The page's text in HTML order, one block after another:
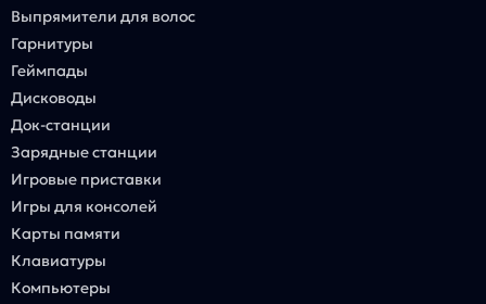
Выпрямители для волос
Гарнитуры
Геймпады
Дисководы
Док-станции
Зарядные станции
Игровые приставки
Игры для консолей
Карты памяти
Клавиатуры
Компьютеры